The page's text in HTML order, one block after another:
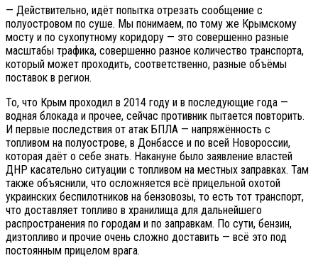
— Действительно, идёт попытка отрезать сообщение с
полуостровом по суше. Мы понимаем, по тому же Крымскому
мосту и по сухопутному коридору — это совершенно разные
масштабы трафика, совершенно разное количество транспорта,
который может проходить, соответственно, разные объёмы
поставок в регион.
То, что Крым проходил в 2014 году и в последующие года —
водная блокада и прочее, сейчас противник пытается повторить.
И первые последствия от атак БПЛА — напряжённость с
топливом на полуострове, в Донбассе и по всей Новороссии,
которая даёт о себе знать. Накануне было заявление властей
ДНР касательно ситуации с топливом на местных заправках. Там
также объяснили, что осложняется всё прицельной охотой
украинских беспилотников на бензовозы, то есть тот транспорт,
что доставляет топливо в хранилища для дальнейшего
распространения по городам и по заправкам. По сути, бензин,
дизтопливо и прочие очень сложно доставить — всё это под
постоянным прицелом врага.